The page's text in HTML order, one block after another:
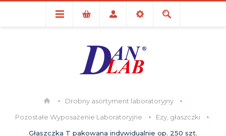
Drobny asortyment laboratoryjny
Pozostałe Wyposażenie Laboratoryjne
Ezy, głaszczki
Głaszczka T pakowana indywidualnie op. 250 szt.